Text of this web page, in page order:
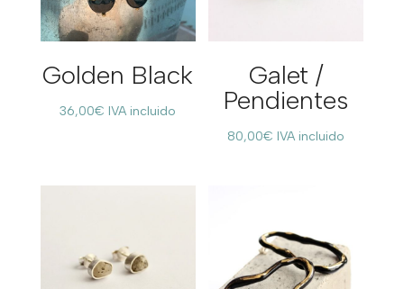
Golden Black
36,00€ IVA incluido
Galet /
Pendientes
80,00€ IVA incluido